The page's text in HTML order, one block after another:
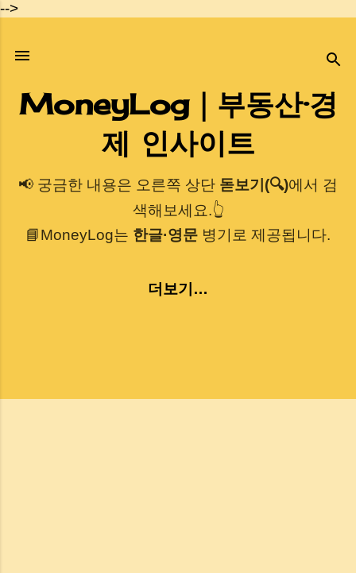
-->
기본 콘텐츠로 건너뛰기
MoneyLog｜부동산·경
제 인사이트
📢 궁금한 내용은 오른쪽 상단 돋보기(🔍)에서 검
색해보세요.👆
📘MoneyLog는 한글·영문 병기로 제공됩니다.
더보기…